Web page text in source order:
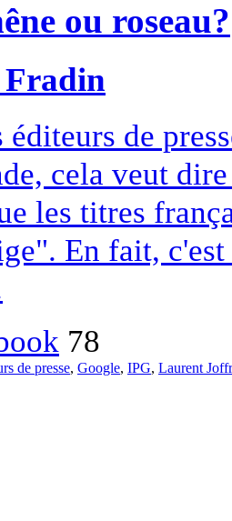
ou roseau?
éditeurs de
cela veut
les titres
En fait,
78
de presse, Google, IPG, Laurent